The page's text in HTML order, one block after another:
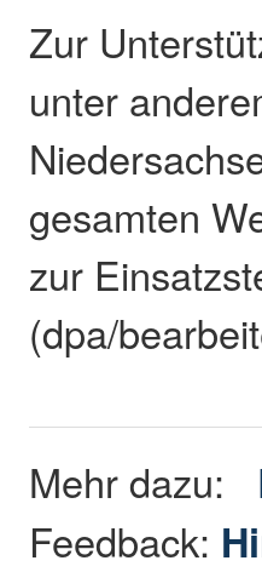
Zur
unter
gesamten
zur
(dpa/
Mehr dazu:
Feedback: